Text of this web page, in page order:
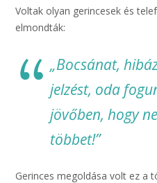
Voltak olyan gerincesek és
elmondták:
„Bocsánat,
jelzést, oda
jövőben, hogy
többet!”
Gerinces megoldása volt ez a